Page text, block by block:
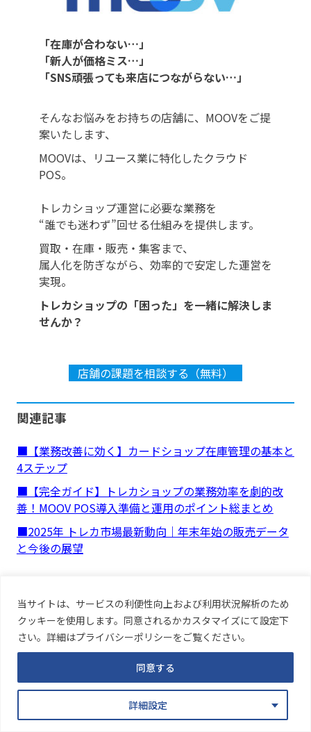
当サイトは、サービスの利便性向上および利用状況解析のため
クッキーを使用します。同意されるかカスタマイズにて設定下
さい。詳細はプライバシーポリシーをご覧ください。
詳細設定
同意する
「在庫が合わない…」
「新人が価格ミス…」
「SNS頑張っても来店につながらない…」
そんなお悩みをお持ちの店舗に、MOOVをご提
案いたします、
MOOVは、リユース業に特化したクラウド
POS。
トレカショップ運営に必要な業務を
“誰でも迷わず”回せる仕組みを提供します。
買取・在庫・販売・集客まで、
属人化を防ぎながら、効率的で安定した運営を
実現。
トレカショップの「困った」を一緒に解決しま
せんか？
店舗の課題を相談する（無料）
関連記事
■【業務改善に効く】カードショップ在庫管理の基本と
4ステップ
■【完全ガイド】トレカショップの業務効率を劇的改
善！MOOV POS導入準備と運用のポイント総まとめ
■2025年 トレカ市場最新動向｜年末年始の販売データ
と今後の展望
前の記事
資料ダウンロード お問い合わせ